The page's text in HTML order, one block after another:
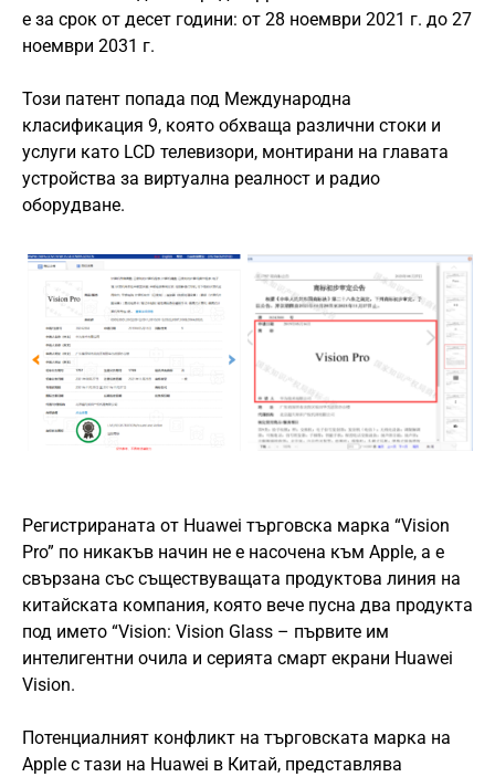
е за срок от десет години: от 28 ноември 2021 г. до 27
ноември 2031 г.
Този патент попада под Международна
класификация 9, която обхваща различни стоки и
услуги като LCD телевизори, монтирани на главата
устройства за виртуална реалност и радио
оборудване.
Регистрираната от Huawei търговска марка “Vision
Pro” по никакъв начин не е насочена към Apple, а е
свързана със съществуващата продуктова линия на
китайската компания, която вече пусна два продукта
под името “Vision: Vision Glass – първите им
интелигентни очила и серията смарт екрани Huawei
Vision.
Потенциалният конфликт на търговската марка на
Apple с тази на Huawei в Китай, представлява